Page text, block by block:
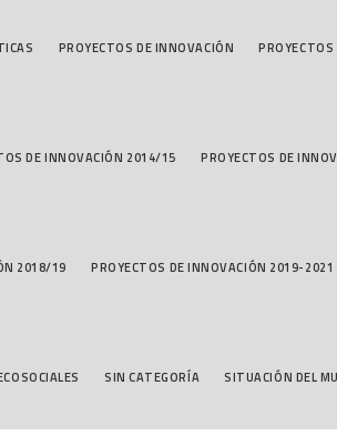
PROYECTOS DE INNOVACIÓN
DE INNOVACIÓN 2014/15 PROYECTOS DE
2018/19 PROYECTOS DE INNOVACIÓN 2019-2021
SIN CATEGORÍA SITUACIÓN DEL